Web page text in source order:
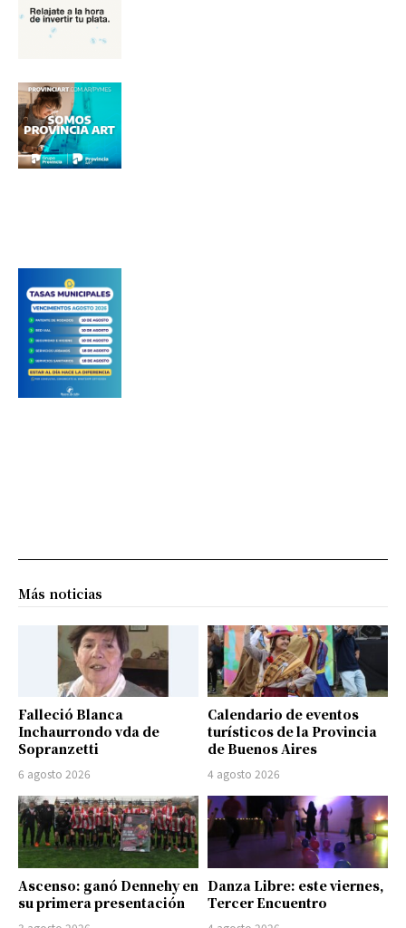
Más noticias
Falleció Blanca
Inchaurrondo vda de
Sopranzetti
6 agosto 2026
Calendario de eventos
turísticos de la Provincia
de Buenos Aires
4 agosto 2026
Ascenso: ganó Dennehy en
su primera presentación
Danza Libre: este viernes,
Tercer Encuentro